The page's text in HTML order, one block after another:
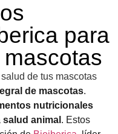
para
mascotas
de mascotas.
nutricionales
salud animal . Estos